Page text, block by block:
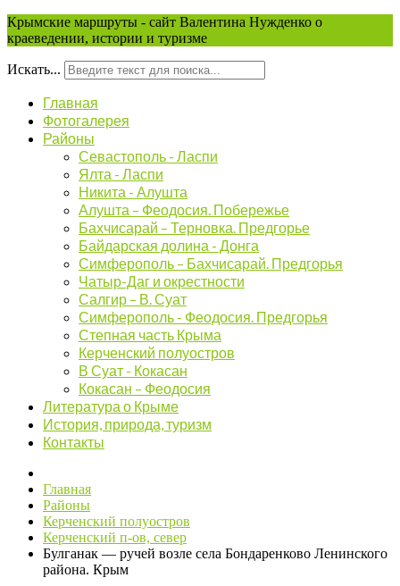
Крымские маршруты - сайт Валентина Нужденко о
краеведении, истории и туризме
Искать...
Главная
Фотогалерея
Районы
Севастополь - Ласпи
Ялта - Ласпи
Никита - Алушта
Алушта – Феодосия. Побережье
Бахчисарай – Терновка. Предгорье
Байдарская долина - Донга
Симферополь – Бахчисарай. Предгорья
Чатыр-Даг и окрестности
Салгир – В. Суат
Симферополь - Феодосия. Предгорья
Степная часть Крыма
Керченский полуостров
В Суат - Кокасан
Кокасан – Феодосия
Литература о Крыме
История, природа, туризм
Контакты
Главная
Районы
Керченский полуостров
Керченский п-ов, север
Булганак — ручей возле села Бондаренково Ленинского
района. Крым